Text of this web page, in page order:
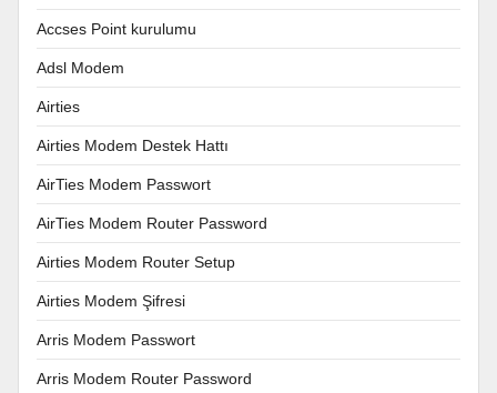
Accses Point kurulumu
Adsl Modem
Airties
Airties Modem Destek Hattı
AirTies Modem Passwort
AirTies Modem Router Password
Airties Modem Router Setup
Airties Modem Şifresi
Arris Modem Passwort
Arris Modem Router Password